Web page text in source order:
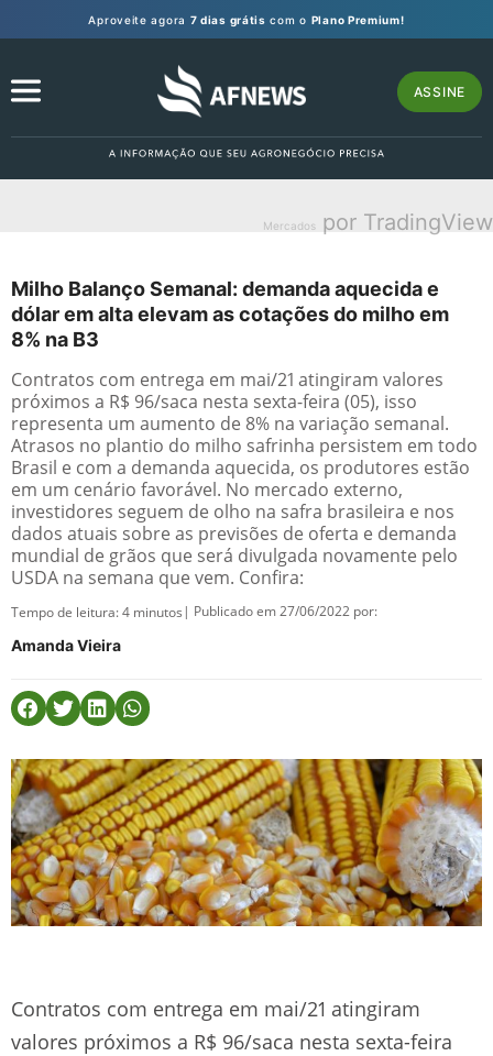
Aproveite agora 7 dias grátis com o Plano Premium!
ASSINE
Mercados por TradingView
Milho Balanço Semanal: demanda aquecida e
dólar em alta elevam as cotações do milho em
8% na B3
Contratos com entrega em mai/21 atingiram valores
próximos a R$ 96/saca nesta sexta-feira (05), isso
representa um aumento de 8% na variação semanal.
Atrasos no plantio do milho safrinha persistem em todo
Brasil e com a demanda aquecida, os produtores estão
em um cenário favorável. No mercado externo,
investidores seguem de olho na safra brasileira e nos
dados atuais sobre as previsões de oferta e demanda
mundial de grãos que será divulgada novamente pelo
USDA na semana que vem. Confira:
Tempo de leitura:4 minutos | Publicado em 27/06/2022 por:
Amanda Vieira
Contratos com entrega em mai/21 atingiram
valores próximos a R$ 96/saca nesta sexta-feira